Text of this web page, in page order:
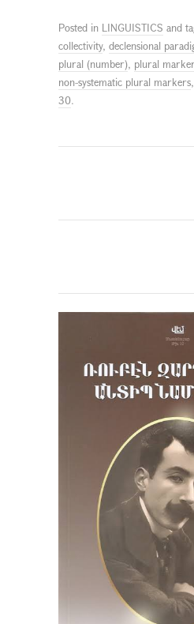
Posted in LINGUISTICS and
collectivity, declensional
plural (number), plural marker
non-systematic plural markers,
30.